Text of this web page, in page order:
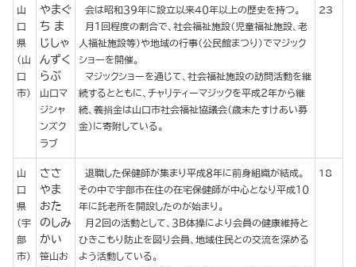
山
口
県
（山
口
市）
やまぐ
ち ま
じしゃ
んずく
らぶ
山口マ
ジシャ
ンズク
ラブ
会は昭和３９年に設立以来４０年以上の歴史を持つ。
月１回程度の割合で、社会福祉施設（児童福祉施設、老
人福祉施設等）や地域の行事（公民館まつり）でマジック
ショーを開催。
マジックショーを通じて、社会福祉施設の訪問活動を継
続するとともに、チャリティーマジックを平成２年から継
続、義捐金は山口市社会福祉協議会（歳末たすけあい募
金）に寄附している。
23
山
口
県
（宇
部
市）
ささ
やま
おた
のしみ
かい
笹山お
退職した保健師が集まり平成８年に前身組織が結成。
その中で宇部市在住の在宅保健師が中心となり平成１０
年に託老所を開設したのが始まり。
月２回の活動として、３Ｂ体操により会員の健康維持と
ひきこもり防止を図り会員、地域住民との交流を深める
よう活動している。
18